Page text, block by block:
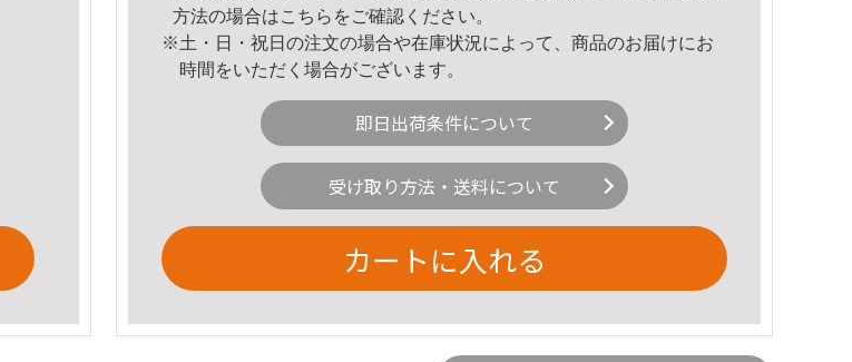
方法の場合はこちら をご確認ください。
※土・日・祝日の注文の場合や在庫状況によって、商品のお届けにお
時間をいただく場合がございます。
即日出荷条件について
受け取り方法・送料について
カートに入れる